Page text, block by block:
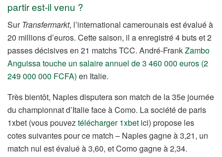
partir est-il venu ?
Sur Transfermarkt, l’international camerounais est évalué à
20 millions d’euros. Cette saison, il a enregistré 4 buts et 2
passes décisives en 21 matchs TCC. André-FrankZambo
Anguissa touche un salaire annuel de 3 460 000 euros (2
249 000 000 FCFA) en Italie.
Très bientôt, Naples disputera son match de la 35e journée
du championnat d’Italie face à Como. La société de paris
1xbet (vous pouveztélécharger 1xbet ici) propose les
cotes suivantes pour ce match – Naples gagne à 3,21, un
match nul est évalué à 3,60, et Como gagne à 2,34.